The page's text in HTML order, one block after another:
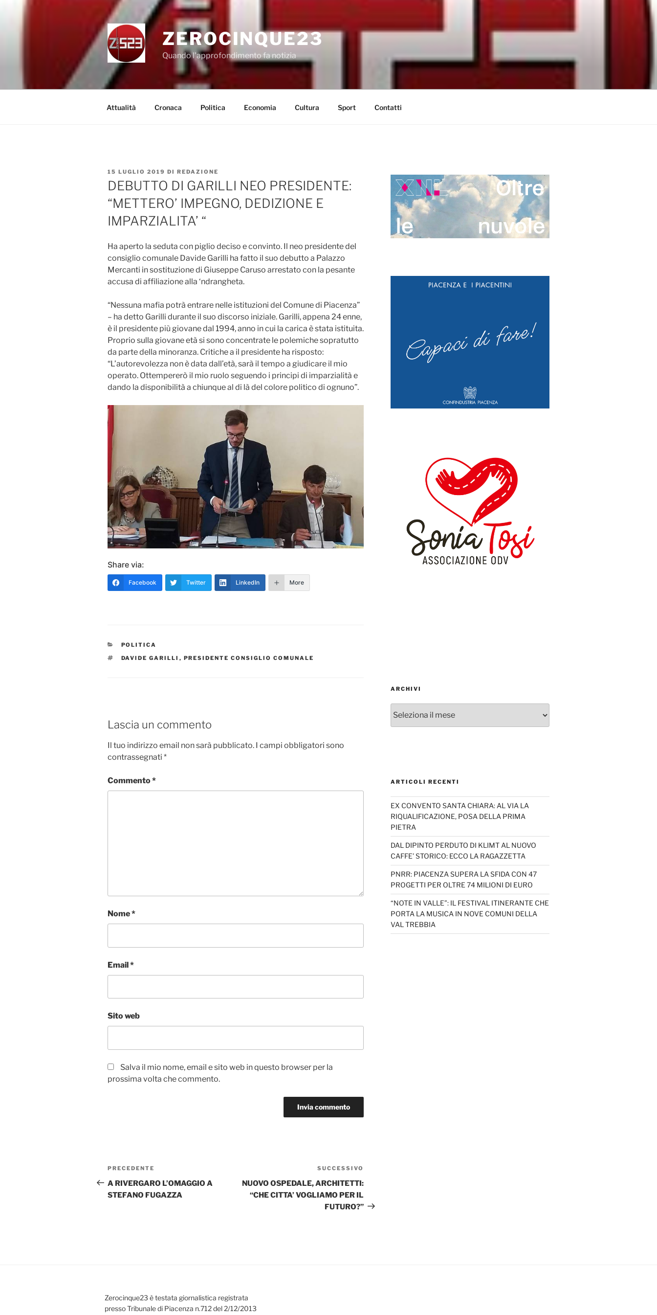
ZEROCINQUE23
Quando l'approfondimento fa notizia
Attualità Cronaca Politica Economia Cultura Sport Contatti
PUBBLICATO
IL
15 LUGLIO 2019 DI REDAZIONE
DEBUTTO DI GARILLI NEO PRESIDENTE:
“METTERO’ IMPEGNO, DEDIZIONE E
IMPARZIALITA’ “
Ha aperto la seduta con piglio deciso e convinto. Il neo presidente del
consiglio comunale Davide Garilli ha fatto il suo debutto a Palazzo
Mercanti in sostituzione di Giuseppe Caruso arrestato con la pesante
accusa di affiliazione alla ‘ndrangheta.
“Nessuna mafia potrà entrare nelle istituzioni del Comune di Piacenza”
– ha detto Garilli durante il suo discorso iniziale. Garilli, appena 24 enne,
è il presidente più giovane dal 1994, anno in cui la carica è stata istituita.
Proprio sulla giovane età si sono concentrate le polemiche sopratutto
da parte della minoranza. Critiche a il presidente ha risposto:
“L’autorevolezza non è data dall’età, sarà il tempo a giudicare il mio
operato. Ottempererò il mio ruolo seguendo i principi di imparzialità e
dando la disponibilità a chiunque al di là del colore politico di ognuno”.
Share via:
Facebook Twitter LinkedIn More
CATEGORIE
POLITICA
TAG
DAVIDE GARILLI , PRESIDENTE CONSIGLIO COMUNALE
Lascia un commento
Il tuo indirizzo email non sarà pubblicato. I campi obbligatori sono
contrassegnati *
Commento*
Nome*
Email*
Sito web
Salva il mio nome, email e sito web in questo browser per la
prossima volta che commento.
Navigazione
articoli
Articolo
precedente:
PRECEDENTE
A RIVERGARO L’OMAGGIO A
STEFANO FUGAZZA
successivo
SUCCESSIVO
NUOVO OSPEDALE, ARCHITETTI:
“CHE CITTA’ VOGLIAMO PER IL
FUTURO?”
ARCHIVI
ARTICOLI RECENTI
EX CONVENTO SANTA CHIARA: AL VIA LA
RIQUALIFICAZIONE, POSA DELLA PRIMA
PIETRA
DAL DIPINTO PERDUTO DI KLIMT AL NUOVO
CAFFE’ STORICO: ECCO LA RAGAZZETTA
PNRR: PIACENZA SUPERA LA SFIDA CON 47
PROGETTI PER OLTRE 74 MILIONI DI EURO
“NOTE IN VALLE”: IL FESTIVAL ITINERANTE CHE
PORTA LA MUSICA IN NOVE COMUNI DELLA
VAL TREBBIA
Zerocinque23 è testata giornalistica registrata
presso Tribunale di Piacenza n.712 del 2/12/2013